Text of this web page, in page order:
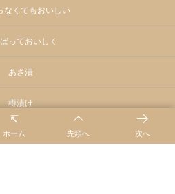
なくてもおいしい
っておいしく
あさ漬
樽漬け
麹 こうじ
ホーム 先頭へ 次へ